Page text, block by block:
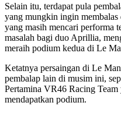
Selain itu, terdapat pula
yang mungkin ingin membalas
yang masih mencari performa
masalah bagi duo Aprillia,
meraih podium kedua di Le
Ketatnya persaingan di Le
pembalap lain di musim ini,
Pertamina VR46 Racing Team
mendapatkan podium.